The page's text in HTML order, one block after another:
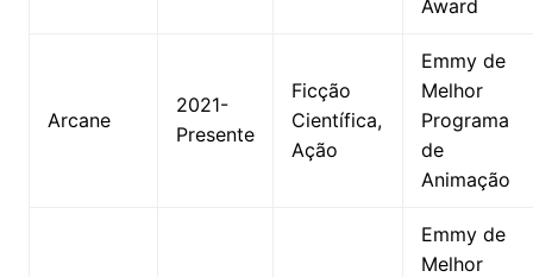
Award
Arcane
2021-
Presente
Ficção
Científica,
Ação
Emmy de
Melhor
Programa
de
Animação
Emmy de
Melhor